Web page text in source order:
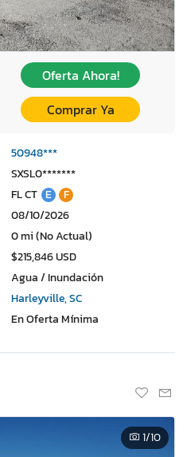
Oferta Ahora!
Comprar Ya
50948***
SXSL0*******
FL CT E
F
08/10/2026
0 mi (No Actual)
$215,846 USD
Agua / Inundación
Harleyville, SC
En Oferta Mínima
1/10